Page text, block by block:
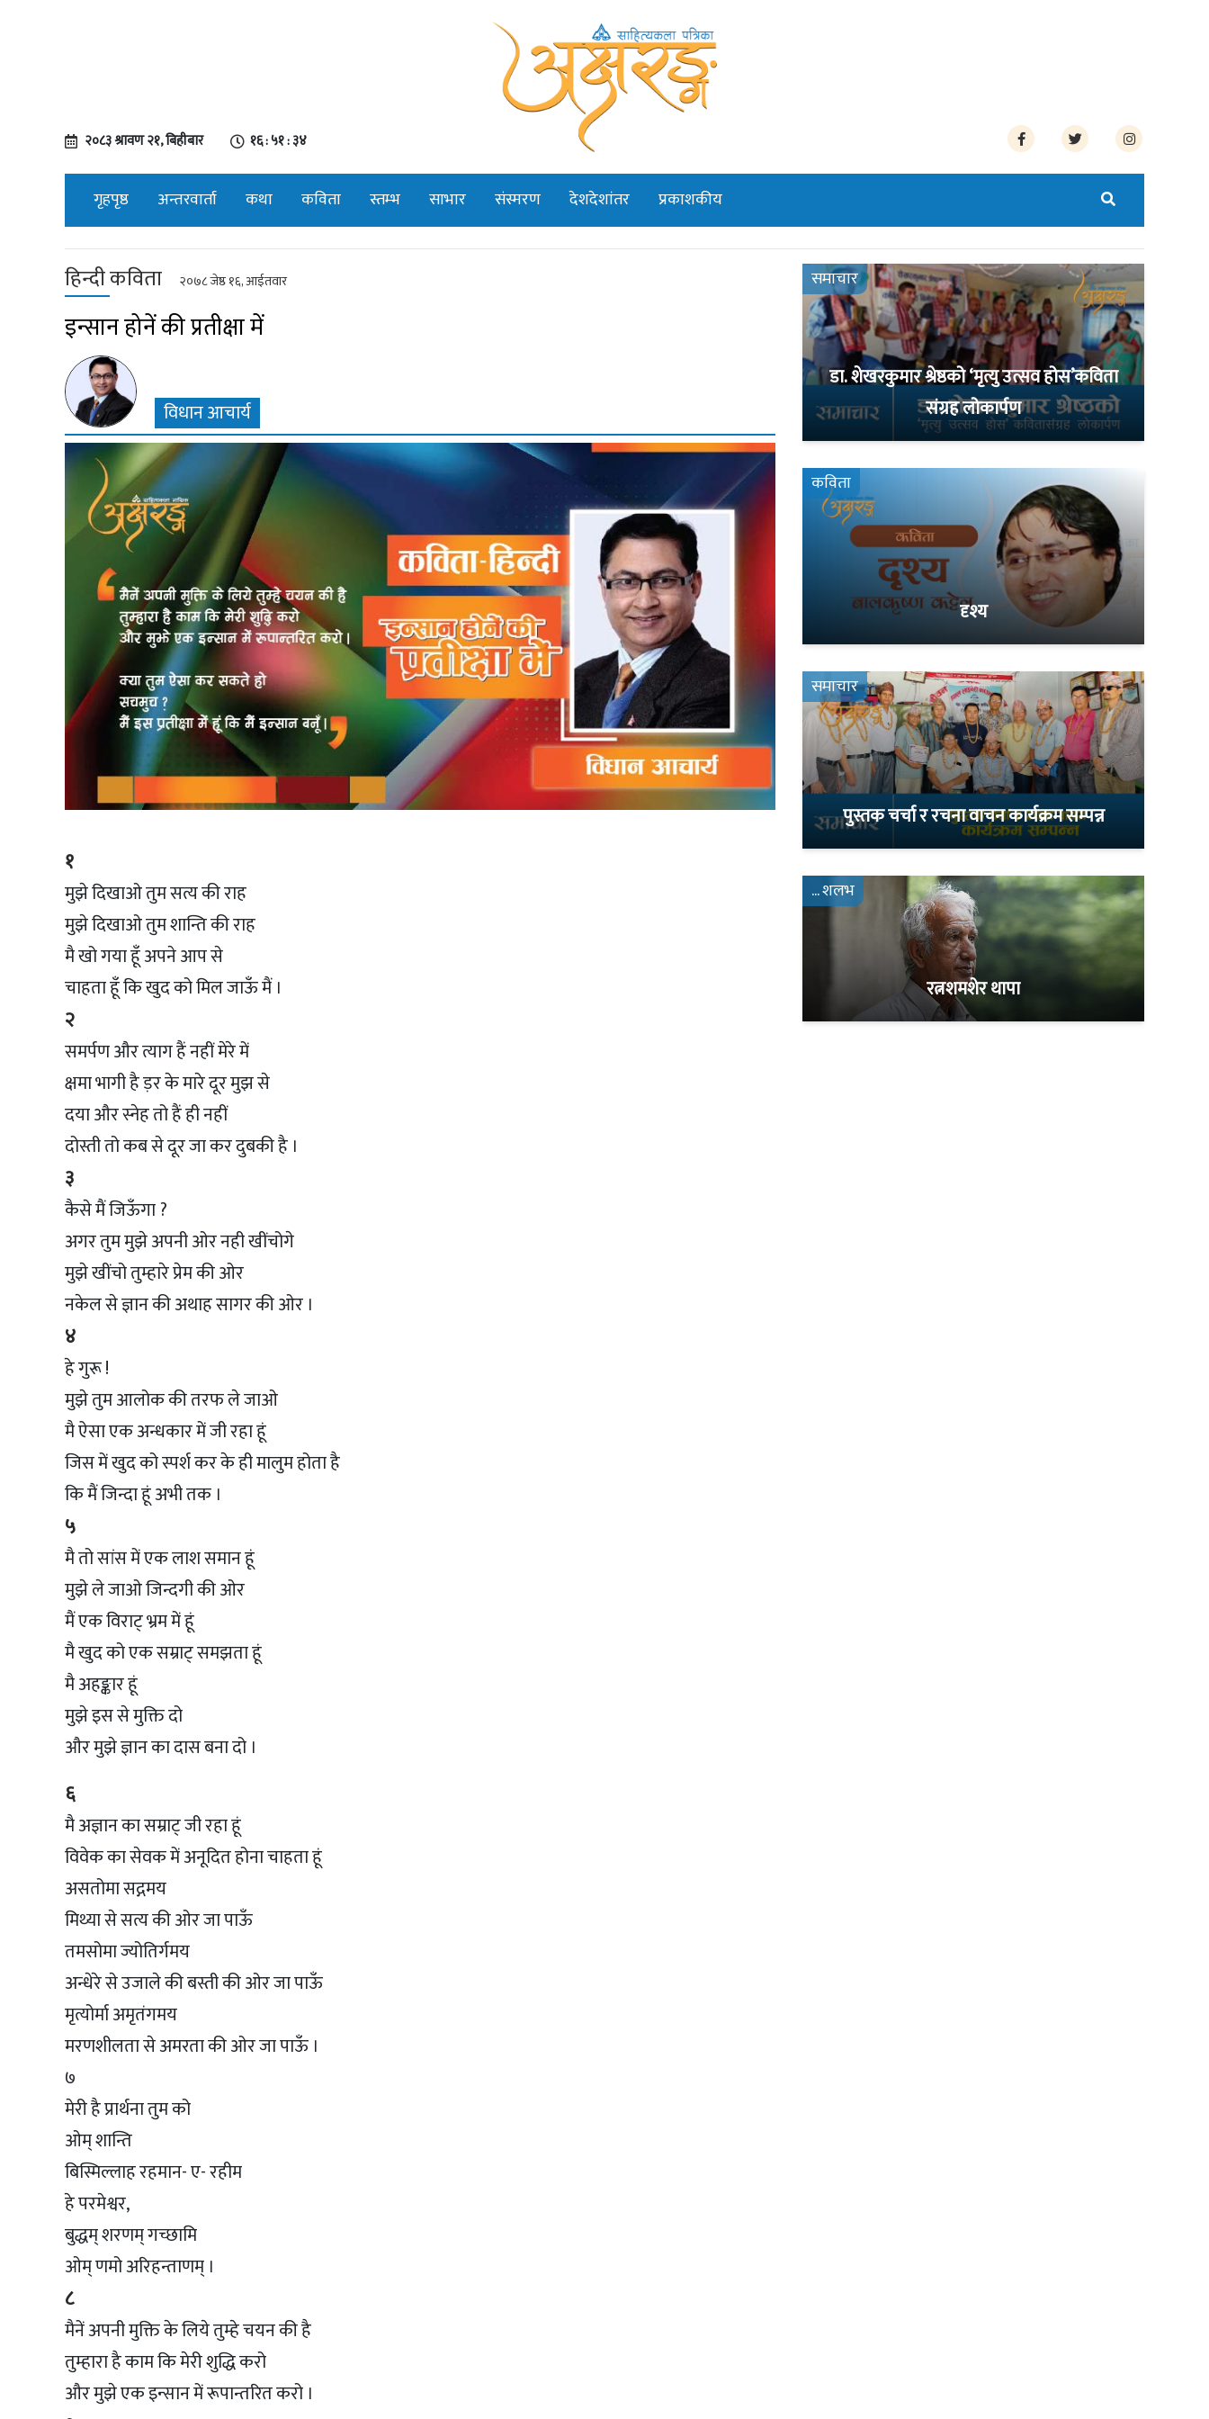
२०८३ श्रावण २१, बिहीबार १६ : ५१ : ३५
गृहपृष्ठ अन्तरवार्ता कथा कविता स्तम्भ साभार संस्मरण देशदेशांतर प्रकाशकीय
हिन्दी कविता २०७८ जेष्ठ १६, आईतवार
इन्सान होनें की प्रतीक्षा में
विधान आचार्य
१
मुझे दिखाओ तुम सत्य की राह
मुझे दिखाओ तुम शान्ति की राह
मै खो गया हूँ अपने आप से
चाहता हूँ कि खुद को मिल जाऊँ मैं ।
२
समर्पण और त्याग हैं नहीं मेरे में
क्षमा भागी है ड़र के मारे दूर मुझ से
दया और स्नेह तो हैं ही नहीं
दोस्ती तो कब से दूर जा कर दुबकी है ।
३
कैसे मैं जिऊँगा ?
अगर तुम मुझे अपनी ओर नही खींचोगे
मुझे खींचो तुम्हारे प्रेम की ओर
नकेल से ज्ञान की अथाह सागर की ओर ।
४
हे गुरू !
मुझे तुम आलोक की तरफ ले जाओ
मै ऐसा एक अन्धकार में जी रहा हूं
जिस में खुद को स्पर्श कर के ही मालुम होता है
कि मैं जिन्दा हूं अभी तक ।
५
मै तो सांस में एक लाश समान हूं
मुझे ले जाओ जिन्दगी की ओर
मैं एक विराट् भ्रम में हूं
मै खुद को एक सम्राट् समझता हूं
मै अहङ्कार हूं
मुझे इस से मुक्ति दो
और मुझे ज्ञान का दास बना दो ।
६
मै अज्ञान का सम्राट् जी रहा हूं
विवेक का सेवक में अनूदित होना चाहता हूं
असतोमा सद्गमय
मिथ्या से सत्य की ओर जा पाऊँ
तमसोमा ज्योतिर्गमय
अन्धेरे से उजाले की बस्ती की ओर जा पाऊँ
मृत्योर्मा अमृतंगमय
मरणशीलता से अमरता की ओर जा पाऊँ ।
७
मेरी है प्रार्थना तुम को
ओम् शान्ति
बिस्मिल्लाह रहमान- ए- रहीम
हे परमेश्वर,
बुद्धम् शरणम् गच्छामि
ओम् णमो अरिहन्ताणम् ।
८
मैनें अपनी मुक्ति के लिये तुम्हे चयन की है
तुम्हारा है काम कि मेरी शुद्धि करो
और मुझे एक इन्सान में रूपान्तरित करो ।
समाचार
डा. शेखरकुमार श्रेष्ठको ‘मृत्यु उत्सव होस’कविता
संग्रह लोकार्पण
कविता
दृश्य
समाचार
पुस्तक चर्चा र रचना वाचन कार्यक्रम सम्पन्न
... शलभ
रत्नशमशेर थापा